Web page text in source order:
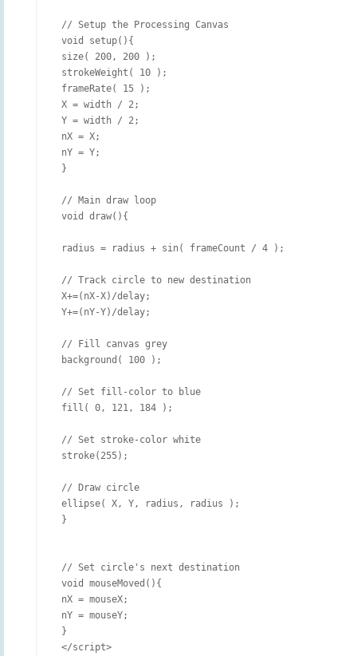
// Setup the Processing Canvas
void setup(){
size( 200, 200 );
strokeWeight( 10 );
frameRate( 15 );
X = width / 2;
Y = width / 2;
nX = X;
nY = Y;
}
// Main draw loop
void draw(){
radius = radius + sin( frameCount / 4 );
// Track circle to new destination
X+=(nX-X)/delay;
Y+=(nY-Y)/delay;
// Fill canvas grey
background( 100 );
// Set fill-color to blue
fill( 0, 121, 184 );
// Set stroke-color white
stroke(255);
// Draw circle
ellipse( X, Y, radius, radius );
}
// Set circle's next destination
void mouseMoved(){
nX = mouseX;
nY = mouseY;
}
</script>